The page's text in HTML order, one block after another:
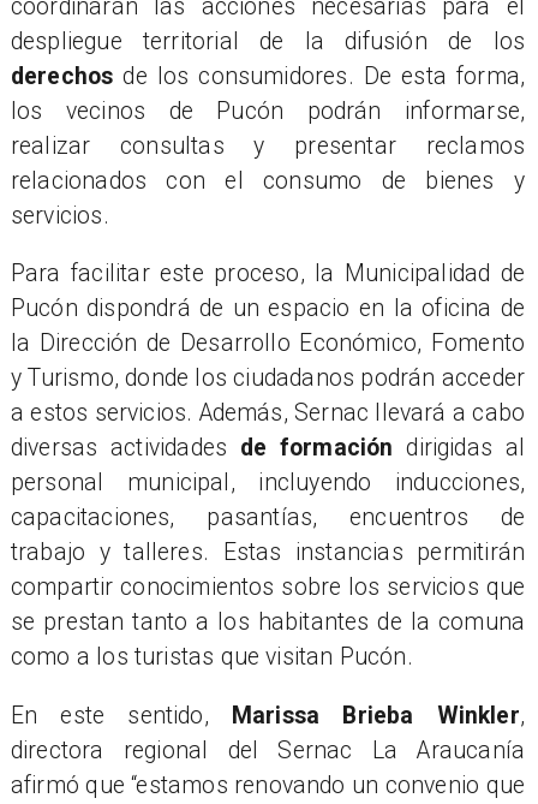
coordinarán las acciones necesarias para el
despliegue territorial de la difusión de los
derechos de los consumidores. De esta forma,
los vecinos de Pucón podrán informarse,
realizar consultas y presentar reclamos
relacionados con el consumo de bienes y
servicios.
Para facilitar este proceso, la Municipalidad de
Pucón dispondrá de un espacio en la oficina de
la Dirección de Desarrollo Económico, Fomento
y Turismo, donde los ciudadanos podrán acceder
a estos servicios. Además, Sernac llevará a cabo
diversas actividades de formación dirigidas al
personal municipal, incluyendo inducciones,
capacitaciones, pasantías, encuentros de
trabajo y talleres. Estas instancias permitirán
compartir conocimientos sobre los servicios que
se prestan tanto a los habitantes de la comuna
como a los turistas que visitan Pucón.
En este sentido, Marissa Brieba Winkler,
directora regional del Sernac La Araucanía
afirmó que “estamos renovando un convenio que